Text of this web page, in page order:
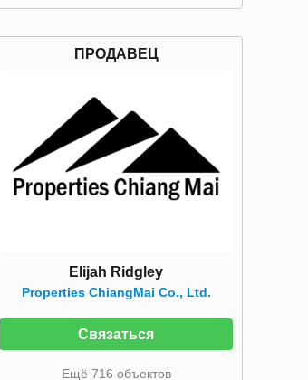
ПРОДАВЕЦ
Elijah Ridgley
Properties ChiangMai Co., Ltd.
Связаться
Ещё 716 объектов